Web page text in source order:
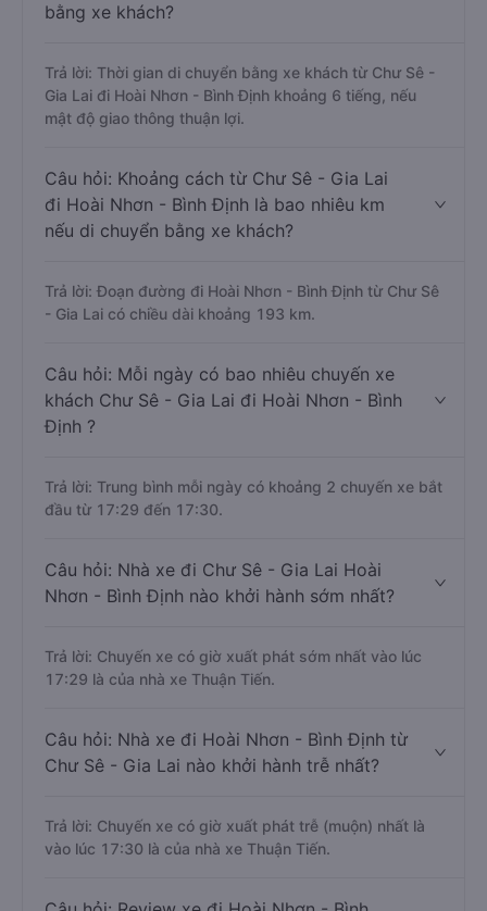
bằng xe khách?
Trả lời: Thời gian di chuyển bằng xe khách từ Chư Sê -
Gia Lai đi Hoài Nhơn - Bình Định khoảng 6 tiếng, nếu
mật độ giao thông thuận lợi.
Câu hỏi: Khoảng cách từ Chư Sê - Gia Lai
đi Hoài Nhơn - Bình Định là bao nhiêu km
nếu di chuyển bằng xe khách?
Trả lời: Đoạn đường đi Hoài Nhơn - Bình Định từ Chư Sê
- Gia Lai có chiều dài khoảng 193 km.
Câu hỏi: Mỗi ngày có bao nhiêu chuyến xe
khách Chư Sê - Gia Lai đi Hoài Nhơn - Bình
Định ?
Trả lời: Trung bình mỗi ngày có khoảng 2 chuyến xe bắt
đầu từ 17:29 đến 17:30.
Câu hỏi: Nhà xe đi Chư Sê - Gia Lai Hoài
Nhơn - Bình Định nào khởi hành sớm nhất?
Trả lời: Chuyến xe có giờ xuất phát sớm nhất vào lúc
17:29 là của nhà xe Thuận Tiến.
Câu hỏi: Nhà xe đi Hoài Nhơn - Bình Định từ
Chư Sê - Gia Lai nào khởi hành trễ nhất?
Trả lời: Chuyến xe có giờ xuất phát trễ (muộn) nhất là
vào lúc 17:30 là của nhà xe Thuận Tiến.